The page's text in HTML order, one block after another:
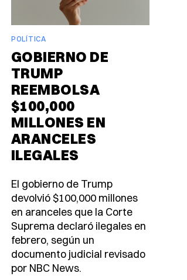
POLÍTICA
GOBIERNO DE
TRUMP
REEMBOLSA
$100,000
MILLONES EN
ARANCELES
ILEGALES
El gobierno de Trump
devolvió $100,000 millones
en aranceles que la Corte
Suprema declaró ilegales en
febrero, según un
documento judicial revisado
por NBC News.